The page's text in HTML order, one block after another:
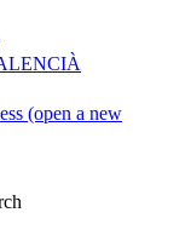
(open a new